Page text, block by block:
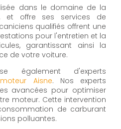
dans le domaine de la
et offre ses services de
qualifiés offrent une
pour l'entretien et la
garantissant ainsi la
de votre voiture.
également d'experts
Aisne. Nos experts
avancées pour optimiser
moteur. Cette intervention
de carburant
polluantes.